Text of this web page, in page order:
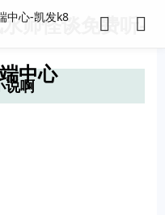
中心-凯发k8
师怪谈免费听-
中心
说啊